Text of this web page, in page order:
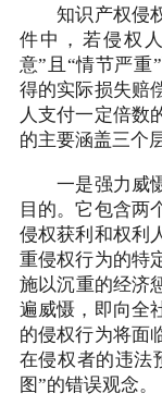
知识产权侵权
件中，若侵权
意”且“情节严重
得的实际损失赔
人支付一定倍数
的主要涵盖三个
一是强力威慑
目的。它包含两
侵权获利和权利
重侵权行为的特
施以沉重的经济
遍威慑，即向全
的侵权行为将面
在侵权者的违法
图”的错误观念。